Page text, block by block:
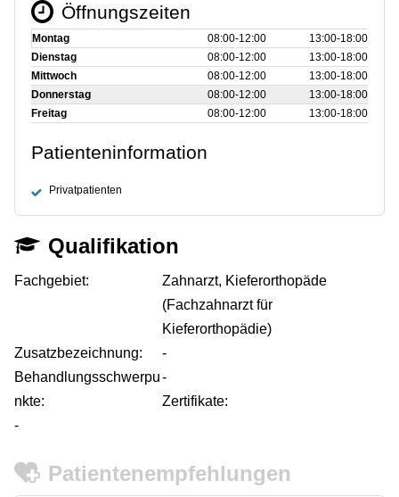
Öffnungszeiten
Montag 08:00‑12:00
13:00‑18:00
Dienstag
08:00‑12:00
13:00‑18:00
Mittwoch
08:00‑12:00
13:00‑18:00
Donnerstag
08:00‑12:00
13:00‑18:00
Freitag
08:00‑12:00 13:00‑18:00
Patienteninformation
Privatpatienten
Qualifikation
Fachgebiet:
Zahnarzt, Kieferorthopäde
(Fachzahnarzt für
Kieferorthopädie)
Zusatzbezeichnung:
-
Behandlungsschwerpu
nkte:
-
Zertifikate:
-
Patientenempfehlungen